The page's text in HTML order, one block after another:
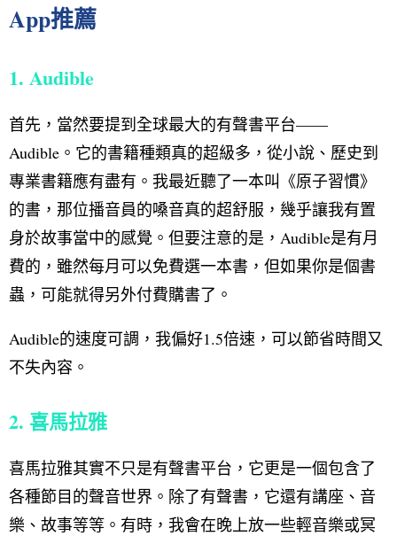
App推薦
1. Audible
首先，當然要提到全球最大的有聲書平台——
Audible。它的書籍種類真的超級多，從小說、歷史到
專業書籍應有盡有。我最近聽了一本叫《原子習慣》
的書，那位播音員的嗓音真的超舒服，幾乎讓我有置
身於故事當中的感覺。但要注意的是，Audible是有月
費的，雖然每月可以免費選一本書，但如果你是個書
蟲，可能就得另外付費購書了。
Audible的速度可調，我偏好1.5倍速，可以節省時間又
不失內容。
2. 喜馬拉雅
喜馬拉雅其實不只是有聲書平台，它更是一個包含了
各種節目的聲音世界。除了有聲書，它還有講座、音
樂、故事等等。有時，我會在晚上放一些輕音樂或冥